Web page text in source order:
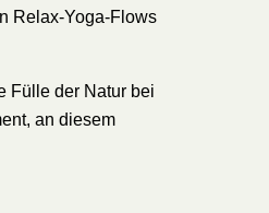
Relax-Yoga-Flows
Fülle der Natur bei
an diesem